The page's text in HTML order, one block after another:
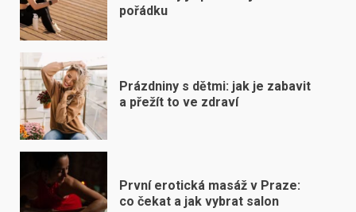
pořádku
Prázdniny s dětmi: jak je zabavit
a přežít to ve zdraví
První erotická masáž v Praze:
co čekat a jak vybrat salon